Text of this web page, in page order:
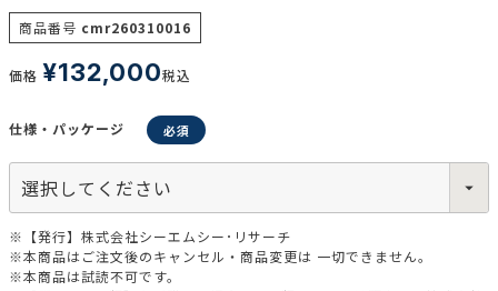
商品番号 cmr260310016
価格 ¥132,000税込
仕様・パッケージ
※【発行】株式会社シーエムシー･リサーチ
※本商品はご注文後のキャンセル・商品変更は 一切できません。
※本商品は試読不可です。